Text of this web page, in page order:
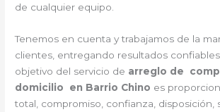
de cualquier equipo.
Tenemos en cuenta y trabajamos de la
clientes, entregando resultados
objetivo del servicio de arreglo de
domicilio en Barrio Chino es
total, compromiso, confianza, disposición,